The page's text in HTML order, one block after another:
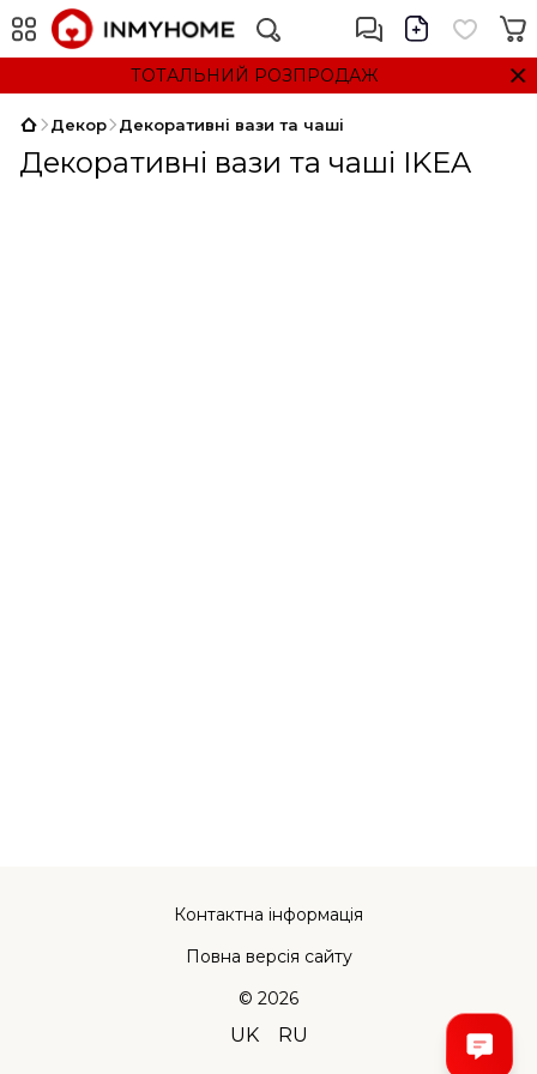
ТОТАЛЬНИЙ РОЗПРОДАЖ
Декор Декоративні вази та чаші
Декоративні вази та чаші IKEA
Контактна інформація
Повна версія сайту
© 2026
UK RU